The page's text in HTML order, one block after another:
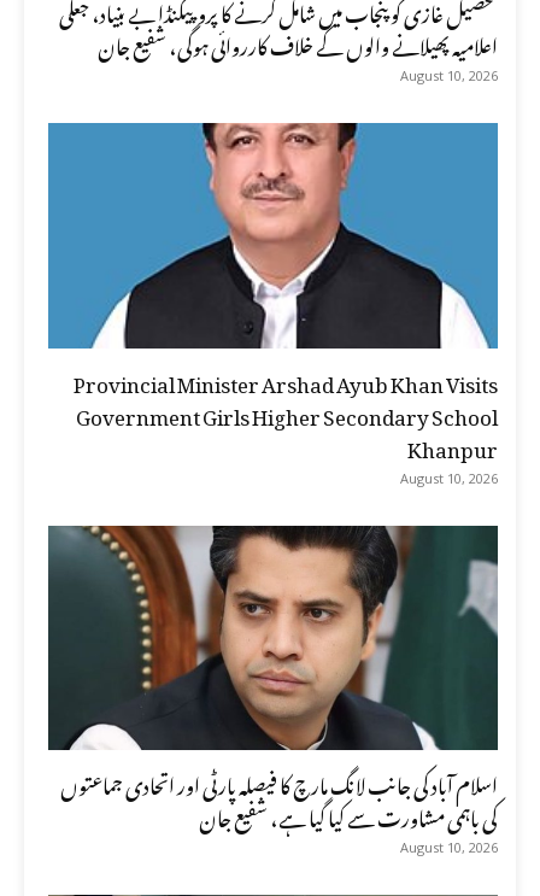
اعلامیہ پھیلانے والوں کے خلاف کارروائی ہوگی، شفیع جان
August 10, 2026
Provincial Minister Arshad Ayub Khan Visits
Government Girls Higher Secondary School
Khanpur
August 10, 2026
اسلام آباد کی جانب لانگ مارچ کا فیصلہ پارٹی اور اتحادی جماعتوں
کی باہمی مشاورت سے کیا گیا ہے، شفیع جان
August 10, 2026